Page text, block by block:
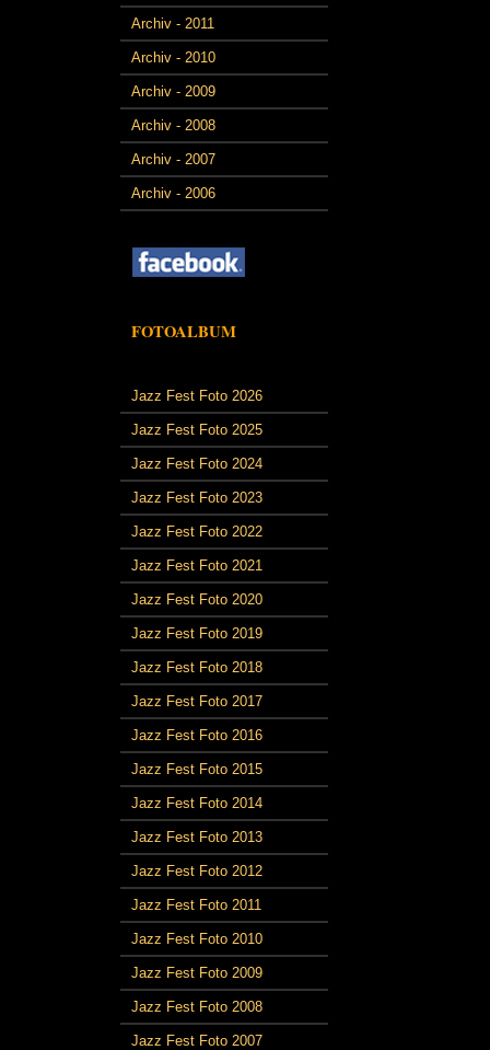
Archiv - 2011
Archiv - 2010
Archiv - 2009
Archiv - 2008
Archiv - 2007
Archiv - 2006
FOTOALBUM
Jazz Fest Foto 2026
Jazz Fest Foto 2025
Jazz Fest Foto 2024
Jazz Fest Foto 2023
Jazz Fest Foto 2022
Jazz Fest Foto 2021
Jazz Fest Foto 2020
Jazz Fest Foto 2019
Jazz Fest Foto 2018
Jazz Fest Foto 2017
Jazz Fest Foto 2016
Jazz Fest Foto 2015
Jazz Fest Foto 2014
Jazz Fest Foto 2013
Jazz Fest Foto 2012
Jazz Fest Foto 2011
Jazz Fest Foto 2010
Jazz Fest Foto 2009
Jazz Fest Foto 2008
Jazz Fest Foto 2007